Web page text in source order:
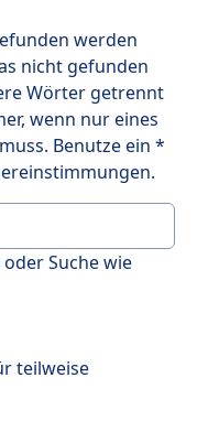
werden
nicht gefunden
Wörter getrennt
wenn nur eines
Benutze ein *
Suche wie
teilweise